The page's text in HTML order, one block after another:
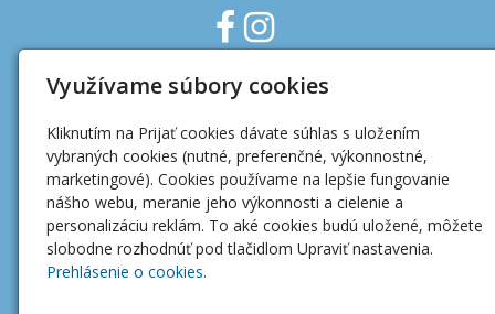
Užitočné linky
Ochrana osobných údajov
Mapa webu
Využívame súbory cookies
Kliknutím na Prijať cookies dávate súhlas s uložením
vybraných cookies (nutné, preferenčné, výkonnostné,
marketingové). Cookies používame na lepšie fungovanie
nášho webu, meranie jeho výkonnosti a cielenie a
personalizáciu reklám. To aké cookies budú uložené, môžete
slobodne rozhodnúť pod tlačidlom Upraviť nastavenia.
Prehlásenie o cookies.